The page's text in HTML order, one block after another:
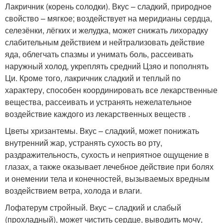
Лакричник (корень солодки). Вкус – сладкий, природное
свойство – мягкое; воздействует на меридианы сердца,
селезёнки, лёгких и желудка, может снижать лихорадку
слабительным действием и нейтрализовать действие
яда, облегчать спазмы и унимать боль, рассеивать
наружный холод, укреплять средний Цзяо и пополнять
Ци. Кроме того, лакричник сладкий и теплый по
характеру, способен координировать все лекарственные
вещества, рассеивать и устранять нежелательное
воздействие каждого из лекарственных веществ .
Цветы хризантемы. Вкус – сладкий, может понижать
внутренний жар, устранять сухость во рту,
раздражительность, сухость и неприятное ощущение в
глазах, а также оказывает лечебное действие при болях
и онемении тела и конечностей, вызываемых вредным
воздействием ветра, холода и влаги.
Лофатерум стройный. Вкус – сладкий и слабый
(прохладный), может чистить сердце, выводить мочу,